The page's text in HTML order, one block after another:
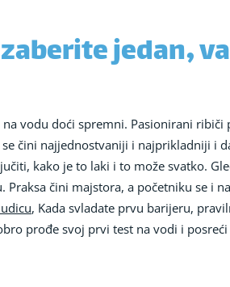
jedan,
vodu doći spremni. Pasionirani ribiči
čini najjednostvaniji i najprikladniji i
kako je to laki i to može svatko.
čini majstora, a početniku se i
, Kada svladate prvu barijeru,
prođe svoj prvi test na vodi i